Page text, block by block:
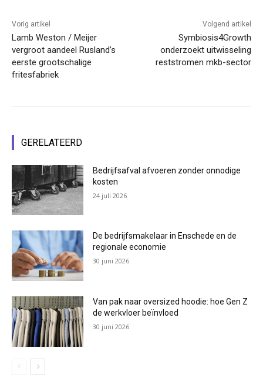
Vorig artikel
Lamb Weston / Meijer
vergroot aandeel Rusland’s
eerste grootschalige
fritesfabriek
Volgend artikel
Symbiosis4Growth
onderzoekt uitwisseling
reststromen mkb-sector
GERELATEERD
Bedrijfsafval afvoeren zonder onnodige
kosten
24 juli 2026
De bedrijfsmakelaar in Enschede en de
regionale economie
30 juni 2026
Van pak naar oversized hoodie: hoe Gen Z
de werkvloer beïnvloed
30 juni 2026